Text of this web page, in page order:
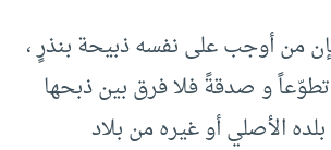
من أوجب على نفسه ذبيحة بنذرٍ ،
تطوّعاً و صدقةً فلا فرق بين ذبحها
الأصلي أو غيره من بلاد